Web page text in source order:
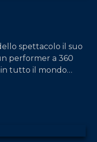
spettacolo il suo
performer a 360
tutto il mondo
attraverso il libro